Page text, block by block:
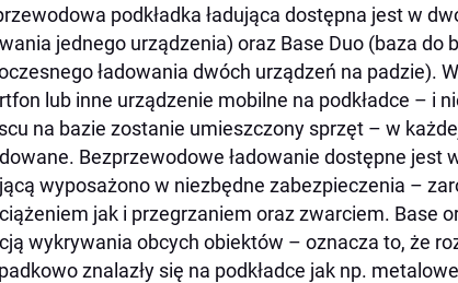
podkładka ładująca dostępna jest w
jednego urządzenia) oraz Base Duo (baza do
ładowania dwóch urządzeń na padzie).
lub inne urządzenie mobilne na podkładce – i
na bazie zostanie umieszczony sprzęt – w
Bezprzewodowe ładowanie dostępne jest
wyposażono w niezbędne zabezpieczenia –
jak i przegrzaniem oraz zwarciem. Base
wykrywania obcych obiektów – oznacza to, że
znalazły się na podkładce jak np.